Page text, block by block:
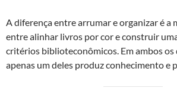
A diferença entre arrumar e organizar é a
entre alinhar livros por cor e construir
critérios biblioteconômicos. Em ambos os
apenas um deles produz conhecimento e